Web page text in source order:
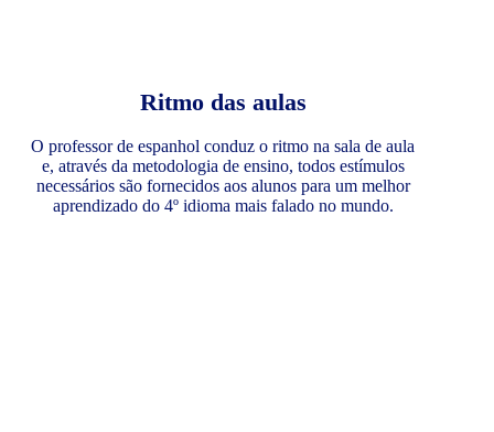
Ritmo das aulas
O professor de espanhol conduz o ritmo na sala de aula
e, através da metodologia de ensino, todos estímulos
necessários são fornecidos aos alunos para um melhor
aprendizado do 4º idioma mais falado no mundo.